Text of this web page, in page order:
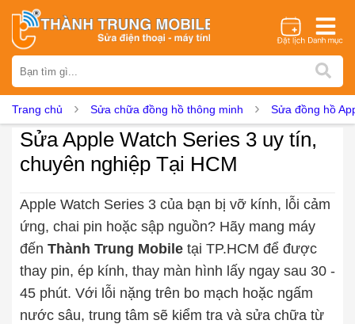
iPhone Samsung Oppo Xiaomi Realme Vivo
Huawei OnePlus
Asus Sony Vertu LG Tecno
Dịch vụ sửa chữa
Thay màn hình Thay pin Ép kính Thay camera
Thay loa Thay kính lưng Thay vỏ Thay chân sạc
Thay mic Thay rung Thay main Unlock - Mở Khoá
Thay màn hình
Màn hình iPhone Màn hình Samsung Màn hình Oppo
Trang chủ Sửa chữa đồng hồ thông minh Sửa đồng hồ
Sửa Apple Watch Series 3 uy tín,
chuyên nghiệp Tại HCM
Apple Watch Series 3 của bạn bị vỡ kính, lỗi cảm
ứng, chai pin hoặc sập nguồn? Hãy mang máy
đến Thành Trung Mobile tại TP.HCM để được
thay pin, ép kính, thay màn hình lấy ngay sau 30 -
45 phút. Với lỗi nặng trên bo mạch hoặc ngấm
nước sâu, trung tâm sẽ kiểm tra và sửa chữa từ